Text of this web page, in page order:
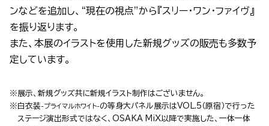
ンなどを追加し、“現在の視点”から『スリー・ワン・ファイヴ』
を振り返ります。
また、本展のイラストを使用した新規グッズの販売も多数予
定しています。
※展示、新規グッズ共に新規イラスト制作はございません。
※白衣装-プライマルホワイト-の等身大パネル展示はVOL.5（原宿）で行った
ステージ演出形式ではなく、OSAKA MiX以降で実施した、一体一体